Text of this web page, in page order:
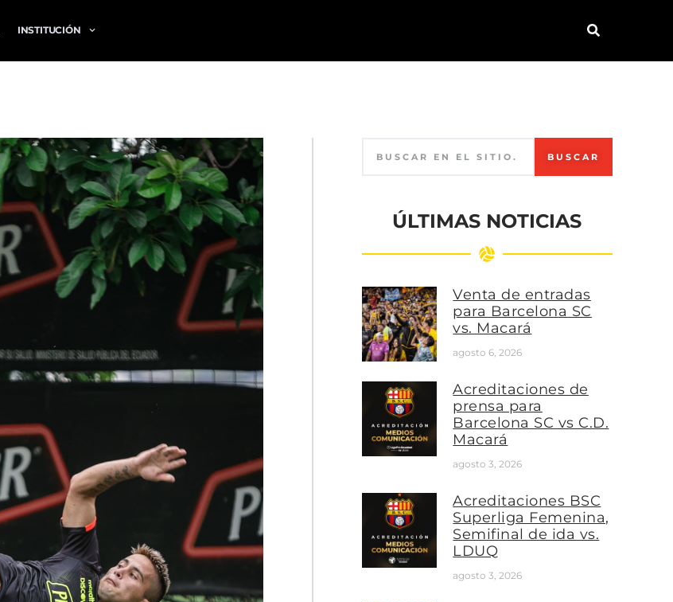
INSTITUCIÓN
BUSCAR
ÚLTIMAS NOTICIAS
Venta de entradas
para Barcelona SC
vs. Macará
agosto 6, 2026
Acreditaciones de
prensa para
Barcelona SC vs C.D.
Macará
agosto 3, 2026
Acreditaciones BSC
Superliga Femenina,
Semifinal de ida vs.
LDUQ
agosto 3, 2026